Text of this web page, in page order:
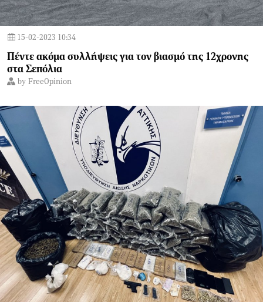
15-02-2023 10:34
Πέντε ακόμα συλλήψεις για τον βιασμό της 12χρονης
στα Σεπόλια
by FreeOpinion